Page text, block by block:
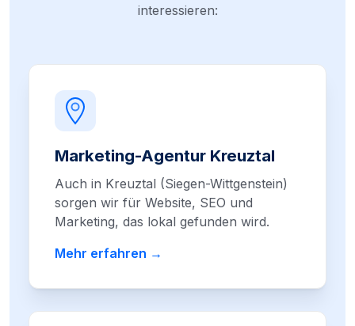
interessieren:
Marketing-Agentur Kreuztal
Auch in Kreuztal (Siegen-Wittgenstein)
sorgen wir für Website, SEO und
Marketing, das lokal gefunden wird.
Mehr erfahren →